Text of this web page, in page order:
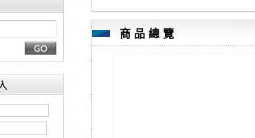
所標示的商品單價皆為“未稅價格”；本公司保有是否接單出貨之權
因商品繁複來不及發現短缺，遂待客服人員跟您確認訂單無誤
所標示的商品單價皆為“未稅價格”；本公司保有是否接單出貨之權
石油及塑化原物料波動漲幅甚大，部份上游供應商已採取封盤
標示的商品單價皆為“未稅價格”；本公司保有是否接單出貨之權
原廠耗材價格浮動，下單前請先跟客服人員確認最新單價！
標示的商品單價皆為“未稅價格”；本公司保有是否接單出貨之權
因商品繁複來不及發現短缺，遂待客服人員跟您確認訂單無誤
所標示的商品單價皆為“未稅價格”；本公司保有是否接單出貨之權
商品總覽